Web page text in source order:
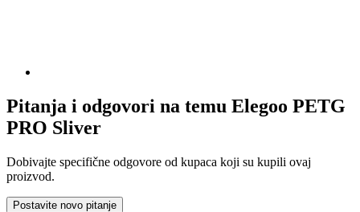
Pitanja i odgovori na temu Elegoo PETG
PRO Sliver
Dobivajte specifične odgovore od kupaca koji su kupili ovaj
proizvod.
Postavite novo pitanje